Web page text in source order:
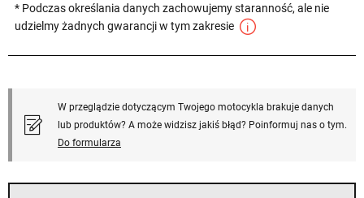
* Podczas określania danych zachowujemy staranność, ale nie
udzielmy żadnych gwarancji w tym zakresie
W przeglądzie dotyczącym Twojego motocykla brakuje danych
lub produktów? A może widzisz jakiś błąd? Poinformuj nas o tym.
Do formularza